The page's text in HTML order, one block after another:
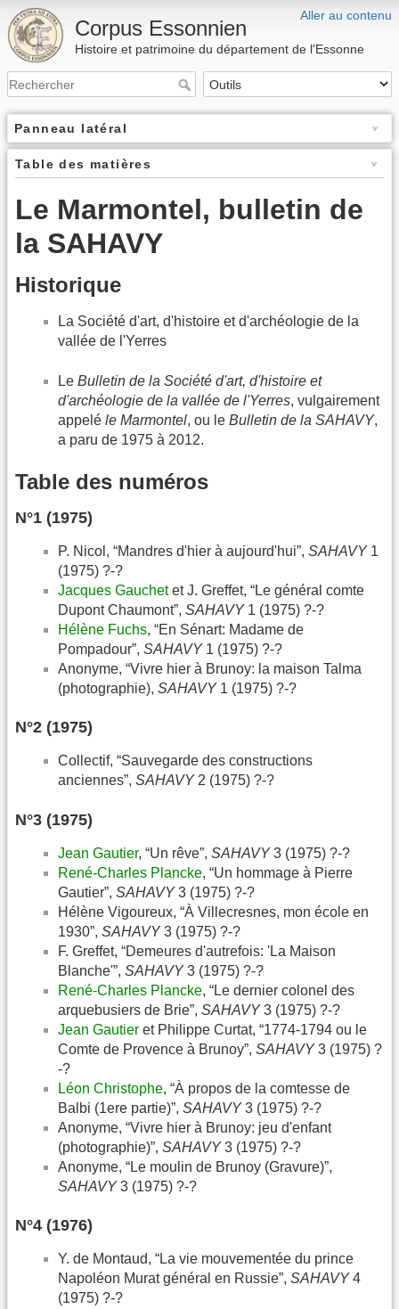
Aller au contenu
Corpus Essonnien
Histoire et patrimoine du département de l'Essonne
Panneau latéral
Table des matières
Le Marmontel, bulletin de
la SAHAVY
Historique
La Société d'art, d'histoire et d'archéologie de la
vallée de l'Yerres
Le Bulletin de la Société d'art, d'histoire et
d'archéologie de la vallée de l'Yerres, vulgairement
appelé le Marmontel, ou le Bulletin de la SAHAVY,
a paru de 1975 à 2012.
Table des numéros
N°1 (1975)
P. Nicol, “Mandres d'hier à aujourd'hui”, SAHAVY1
(1975) ?-?
Jacques Gauchetet J. Greffet, “Le général comte
Dupont Chaumont”, SAHAVY1 (1975) ?-?
Hélène Fuchs, “En Sénart: Madame de
Pompadour”, SAHAVY1 (1975) ?-?
Anonyme, “Vivre hier à Brunoy: la maison Talma
(photographie), SAHAVY1 (1975) ?-?
N°2 (1975)
Collectif, “Sauvegarde des constructions
anciennes”, SAHAVY2 (1975) ?-?
N°3 (1975)
Jean Gautier, “Un rêve”, SAHAVY3 (1975) ?-?
René-Charles Plancke, “Un hommage à Pierre
Gautier”, SAHAVY3 (1975) ?-?
Hélène Vigoureux, “À Villecresnes, mon école en
1930”, SAHAVY3 (1975) ?-?
F. Greffet, “Demeures d'autrefois: 'La Maison
Blanche'”, SAHAVY3 (1975) ?-?
René-Charles Plancke, “Le dernier colonel des
arquebusiers de Brie”, SAHAVY3 (1975) ?-?
Jean Gautier et Philippe Curtat, “1774-1794 ou le
Comte de Provence à Brunoy”, SAHAVY3 (1975) ?
-?
Léon Christophe, “À propos de la comtesse de
Balbi (1ere partie)”, SAHAVY3 (1975) ?-?
Anonyme, “Vivre hier à Brunoy: jeu d'enfant
(photographie)”, SAHAVY3 (1975) ?-?
Anonyme, “Le moulin de Brunoy (Gravure)”,
SAHAVY3 (1975) ?-?
N°4 (1976)
Y. de Montaud, “La vie mouvementée du prince
Napoléon Murat général en Russie”, SAHAVY4
(1975) ?-?